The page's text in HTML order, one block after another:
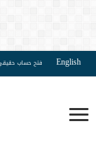
English فتح حساب